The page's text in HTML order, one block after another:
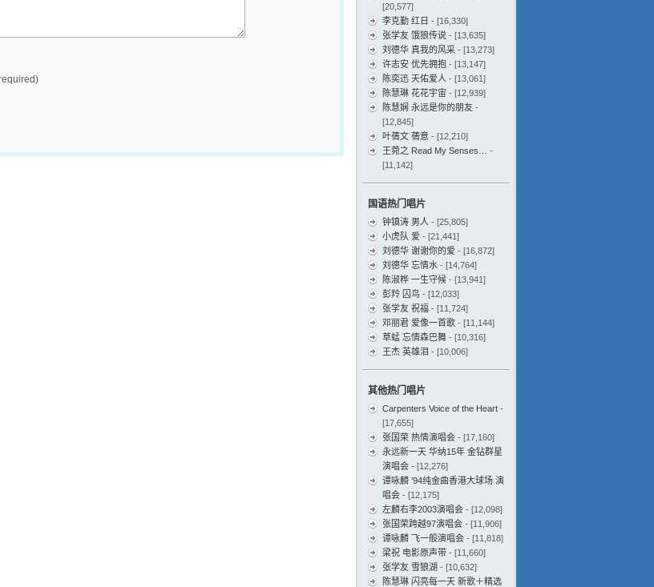
[20,577]
李克勤 红日 - [16,330]
张学友 饿狼传说 - [13,635]
刘德华 真我的风采 - [13,273]
许志安 优先拥抱 - [13,147]
陈奕迅 天佑爱人 - [13,061]
陈慧琳 花花宇宙 - [12,939]
陈慧娴 永远是你的朋友 -
[12,845]
叶蒨文 蒨意 - [12,210]
王菀之 Read My Senses…
-
[11,142]
国语热门唱片
钟镇涛 男人 - [25,805]
小虎队 爱 - [21,441]
刘德华 谢谢你的爱 - [16,872]
刘德华 忘情水 - [14,764]
陈淑桦 一生守候 - [13,941]
彭羚 囚鸟 - [12,033]
张学友 祝福 - [11,724]
邓丽君 爱像一首歌 - [11,144]
草蜢 忘情森巴舞 - [10,316]
王杰 英雄泪 - [10,006]
其他热门唱片
Carpenters Voice of the Heart -
[17,655]
张国荣 热情演唱会 - [17,160]
永远新一天 华纳15年 金钻群星
演唱会 - [12,276]
谭咏麟 ’94纯金曲香港大球场 演
唱会 - [12,175]
左麟右李2003演唱会 - [12,098]
张国荣跨越97演唱会 - [11,906]
谭咏麟 飞一般演唱会 - [11,818]
梁祝 电影原声带 - [11,660]
张学友 雪狼湖 - [10,632]
陈慧琳 闪亮每一天 新歌＋精选